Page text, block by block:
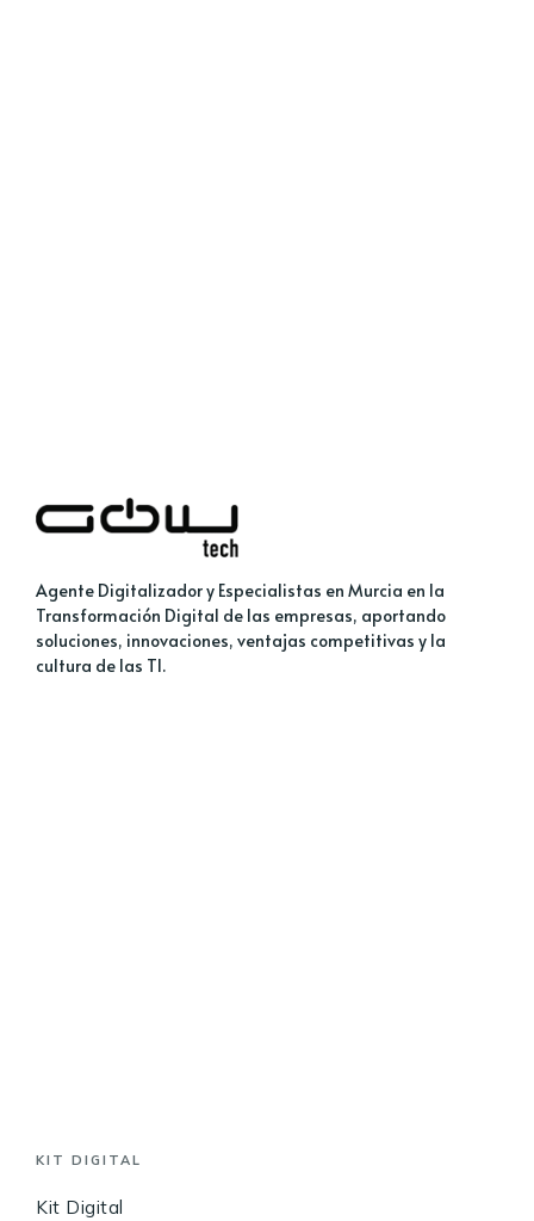
Agente Digitalizador y Especialistas en Murcia en la
Transformación Digital de las empresas, aportando
soluciones, innovaciones, ventajas competitivas y la
cultura de las TI.
KIT DIGITAL
Kit Digital